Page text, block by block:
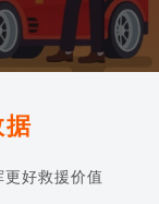
据
好救援价值